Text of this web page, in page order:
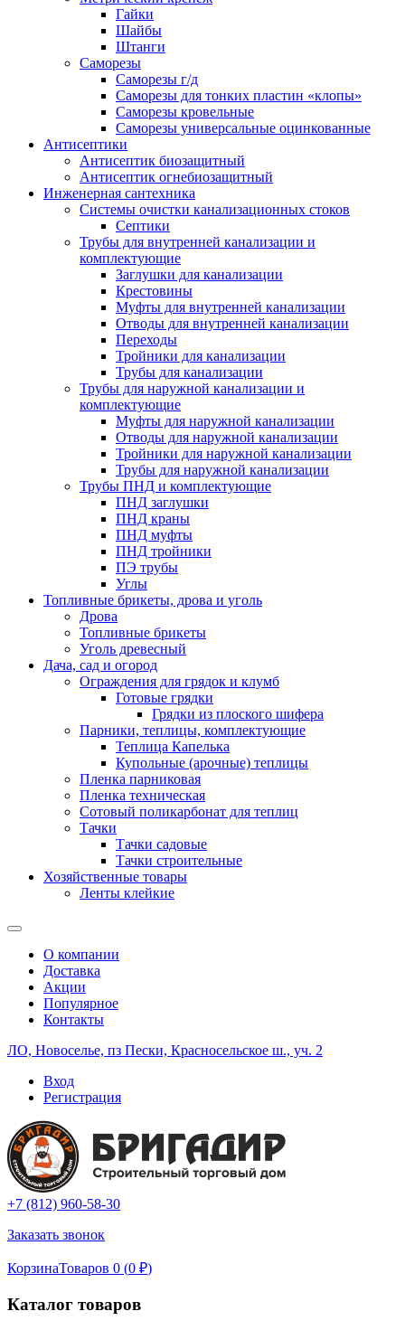
Гайки
Шайбы
Штанги
Саморезы
Саморезы г/д
Саморезы для тонких пластин «клопы»
Саморезы кровельные
Саморезы универсальные оцинкованные
Антисептики
Антисептик биозащитный
Антисептик огнебиозащитный
Инженерная сантехника
Системы очистки канализационных стоков
Септики
Трубы для внутренней канализации и
комплектующие
Заглушки для канализации
Крестовины
Муфты для внутренней канализации
Отводы для внутренней канализации
Переходы
Тройники для канализации
Трубы для канализации
Трубы для наружной канализации и
комплектующие
Муфты для наружной канализации
Отводы для наружной канализации
Тройники для наружной канализации
Трубы для наружной канализации
Трубы ПНД и комплектующие
ПНД заглушки
ПНД краны
ПНД муфты
ПНД тройники
ПЭ трубы
Углы
Топливные брикеты, дрова и уголь
Дрова
Топливные брикеты
Уголь древесный
Дача, сад и огород
Ограждения для грядок и клумб
Готовые грядки
Грядки из плоского шифера
Парники, теплицы, комплектующие
Теплица Капелька
Купольные (арочные) теплицы
Пленка парниковая
Пленка техническая
Сотовый поликарбонат для теплиц
Тачки
Тачки садовые
Тачки строительные
Хозяйственные товары
Ленты клейкие
О компании
Доставка
Акции
Популярное
Контакты
ЛО, Новоселье, пз Пески, Красносельское ш., уч. 2
Вход
Регистрация
+7 (812) 960-58-30
Заказать звонок
КорзинаТоваров 0 (0 ₽)
Каталог товаров